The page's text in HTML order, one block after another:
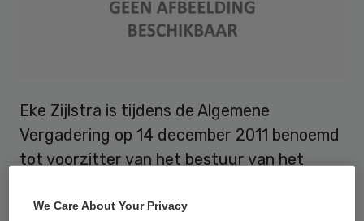
Eke Zijlstra is tijdens de Algemene
Vergadering op 14 december 2011 benoemd
tot voorzitter van het bestuur van het
Hij volgt Bas Eenhoorn die acht jaar
We Care About Your Privacy